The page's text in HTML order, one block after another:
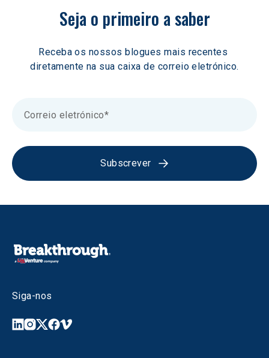
Seja o primeiro a saber
Receba os nossos blogues mais recentes
diretamente na sua caixa de correio eletrónico.
Subscrever
Siga-nos